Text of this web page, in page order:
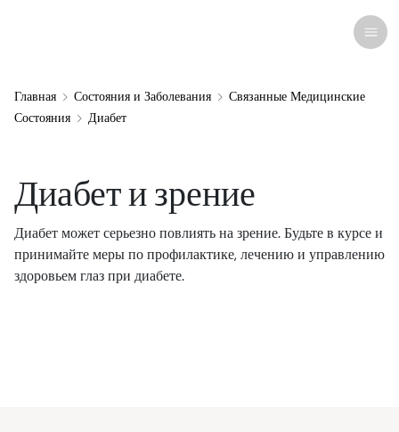
Все заболевания глаз
Связанные Медицинские Состояния
Косметика
Анатомия глаза
Лекарства и медикаменты
Средства
Контактные линзы
Очки
Новости и текущие события
Человеческие истории
Уход за глазами
Лечение и хирургия
Главная Состояния и Заболевания
Связанные Медицинские
Состояния
Диабет
Диабет и зрение
Диабет может серьезно повлиять на зрение. Будьте в курсе и
принимайте меры по профилактике, лечению и управлению
здоровьем глаз при диабете.